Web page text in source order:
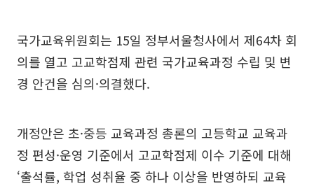
국가교육위원회는 15일 정부서울청사에서 제64차 회
의를 열고 고교학점제 관련 국가교육과정 수립 및 변
경 안건을 심의·의결했다.
개정안은 초·중등 교육과정 총론의 고등학교 교육과
정 편성·운영 기준에서 고교학점제 이수 기준에 대해
‘출석률, 학업 성취율 중 하나 이상을 반영하되 교육